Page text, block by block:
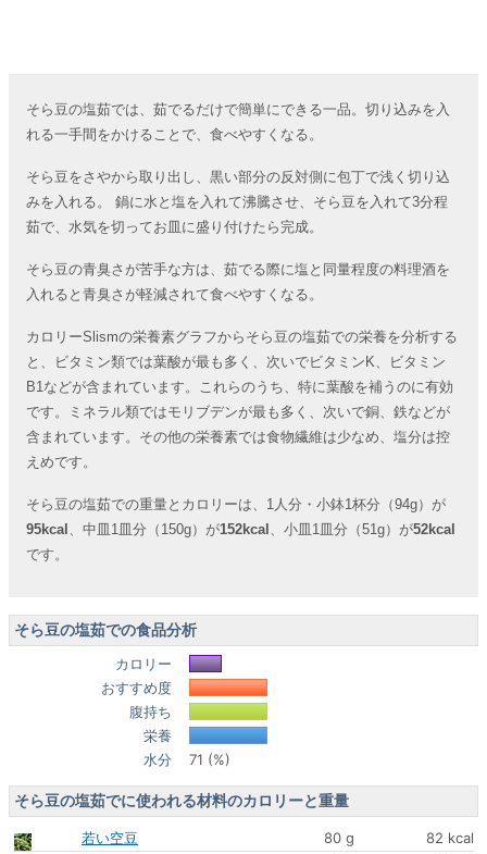
そら豆の塩茹では、茹でるだけで簡単にできる一品。切り込みを入
れる一手間をかけることで、食べやすくなる。
そら豆をさやから取り出し、黒い部分の反対側に包丁で浅く切り込
みを入れる。 鍋に水と塩を入れて沸騰させ、そら豆を入れて3分程
茹で、水気を切ってお皿に盛り付けたら完成。
そら豆の青臭さが苦手な方は、茹でる際に塩と同量程度の料理酒を
入れると青臭さが軽減されて食べやすくなる。
カロリーSlismの栄養素グラフからそら豆の塩茹での栄養を分析する
と、ビタミン類では葉酸が最も多く、次いでビタミンK、ビタミン
B1などが含まれています。これらのうち、特に葉酸を補うのに有効
です。ミネラル類ではモリブデンが最も多く、次いで銅、鉄などが
含まれています。その他の栄養素では食物繊維は少なめ、塩分は控
えめです。
そら豆の塩茹での重量とカロリーは、1人分・小鉢1杯分（94g）が
95kcal 、中皿1皿分（150g）が152kcal 、小皿1皿分（51g）が52kcal
です。
そら豆の塩茹での食品分析
カロリー
おすすめ度
腹持ち
栄養
水分
71 (%)
そら豆の塩茹でに使われる材料のカロリーと重量
若い空豆 80 g
82 kcal